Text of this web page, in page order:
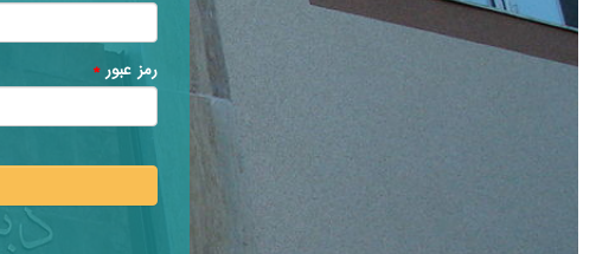
رمز عبور*